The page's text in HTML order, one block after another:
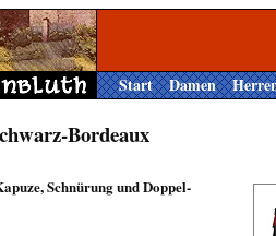
Start Damen
Bordeaux
Schnürung und Doppel-